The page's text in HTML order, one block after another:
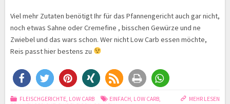
Viel mehr Zutaten benötigt Ihr für das Pfannengericht auch gar nicht,
noch etwas Sahne oder Cremefine , bisschen Gewürze und ne
Zwiebel und das wars schon. Wer nicht Low Carb essen möchte,
Reis passt hier bestens zu
MEHR LESEN
FLEISCHGERICHTE, LOW CARB EINFACH, LOW CARB,